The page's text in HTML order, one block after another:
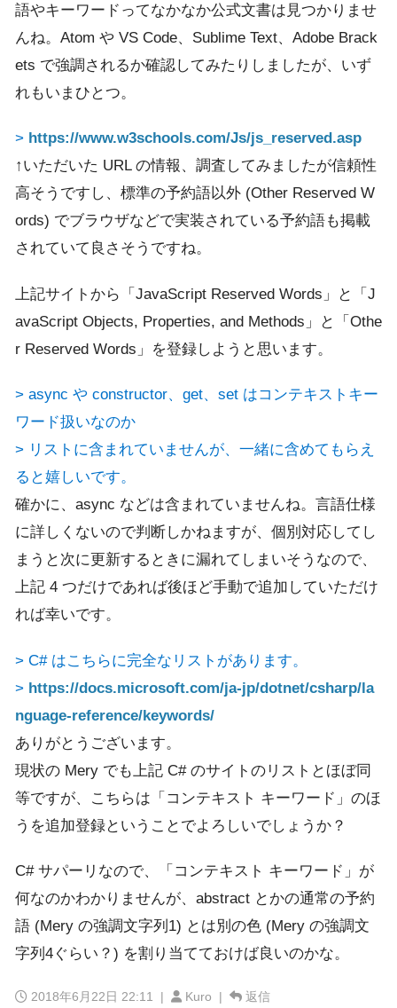
語やキーワードってなかなか公式文書は見つかりませ
んね。Atom や VS Code、Sublime Text、Adobe Brack
ets で強調されるか確認してみたりしましたが、いず
れもいまひとつ。
> https://www.w3schools.com/Js/js_reserved.asp
↑いただいた URL の情報、調査してみましたが信頼性
高そうですし、標準の予約語以外 (Other Reserved W
ords) でブラウザなどで実装されている予約語も掲載
されていて良さそうですね。
上記サイトから「JavaScript Reserved Words」と「J
avaScript Objects, Properties, and Methods」と「Othe
r Reserved Words」を登録しようと思います。
> async や constructor、get、set はコンテキストキー
ワード扱いなのか
> リストに含まれていませんが、一緒に含めてもらえ
ると嬉しいです。
確かに、async などは含まれていませんね。言語仕様
に詳しくないので判断しかねますが、個別対応してし
まうと次に更新するときに漏れてしまいそうなので、
上記 4 つだけであれば後ほど手動で追加していただけ
れば幸いです。
> C# はこちらに完全なリストがあります。
> https://docs.microsoft.com/ja-jp/dotnet/csharp/la
nguage-reference/keywords/
ありがとうございます。
現状の Mery でも上記 C# のサイトのリストとほぼ同
等ですが、こちらは「コンテキスト キーワード」のほ
うを追加登録ということでよろしいでしょうか？
C# サパーリなので、「コンテキスト キーワード」が
何なのかわかりませんが、abstract とかの通常の予約
語 (Mery の強調文字列1) とは別の色 (Mery の強調文
字列4ぐらい？) を割り当てておけば良いのかな。
2018年6月22日 22:11 | Kuro | 返信